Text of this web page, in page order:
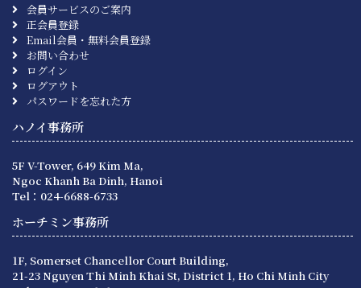
会員サービスのご案内
正会員登録
Email会員・無料会員登録
お問い合わせ
ログイン
ログアウト
パスワードを忘れた方
ハノイ事務所
5F V-Tower, 649 Kim Ma,
Ngoc Khanh Ba Dinh, Hanoi
Tel：024-6688-6733
ホーチミン事務所
1F, Somerset Chancellor Court Building,
21-23 Nguyen Thi Minh Khai St, District 1, Ho Chi Minh City